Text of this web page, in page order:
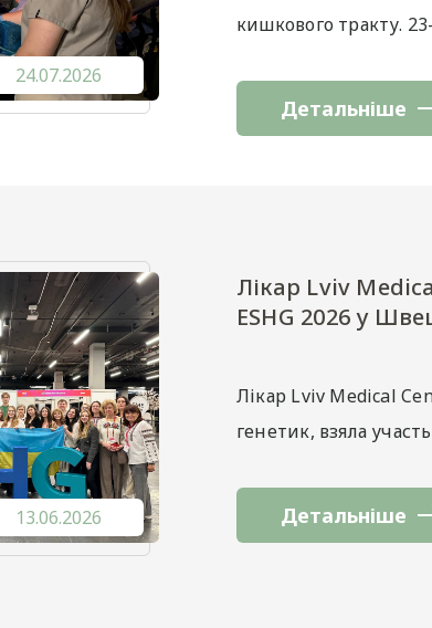
24.07.2026
кишкового тракту.
Детальніше
13.06.2026
Лікар Lviv
ESHG 2026 у
Лікар Lviv Medical
генетик, взяла
Детальніше